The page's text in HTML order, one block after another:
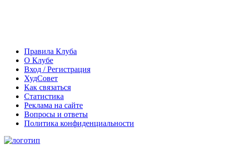
Правила Клуба
О Клубе
Вход / Регистрация
ХудСовет
Как связаться
Статистика
Реклама на сайте
Вопросы и ответы
Политика конфиденциальности